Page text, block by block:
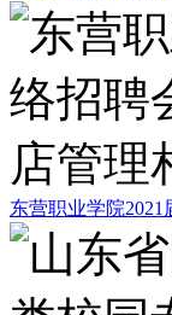
东营职业学院